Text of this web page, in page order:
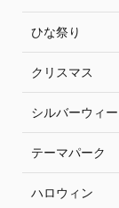
ひな祭り
クリスマス
シルバーウィ
テーマパーク
ハロウィン